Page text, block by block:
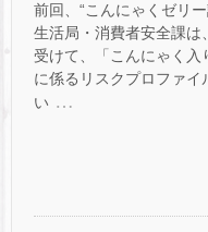
前回、“こんにゃくゼリ
生活局・消費者安全課は
受けて、「こんにゃく入
に係るリスクプロファイ
い …